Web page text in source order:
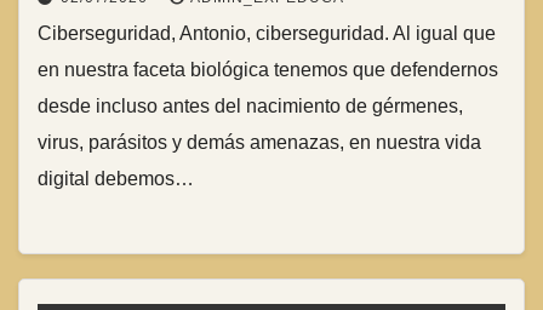
Ciberseguridad, Antonio, ciberseguridad. Al igual que
en nuestra faceta biológica tenemos que defendernos
desde incluso antes del nacimiento de gérmenes,
virus, parásitos y demás amenazas, en nuestra vida
digital debemos…